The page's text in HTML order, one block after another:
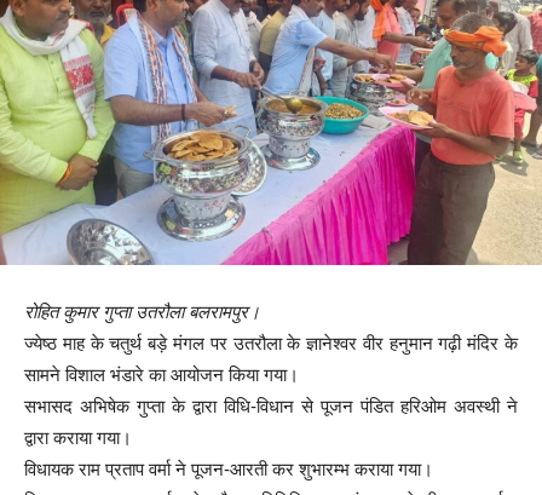
रोहित कुमार गुप्ता उतरौला बलरामपुर।
ज्येष्ठ माह के चतुर्थ बड़े मंगल पर उतरौला के ज्ञानेश्वर वीर हनुमान गढ़ी मंदिर के
सामने विशाल भंडारे का आयोजन किया गया।
सभासद अभिषेक गुप्ता के द्वारा विधि-विधान से पूजन पंडित हरिओम अवस्थी ने
द्वारा कराया गया।
विधायक राम प्रताप वर्मा ने पूजन-आरती कर शुभारम्भ कराया गया।